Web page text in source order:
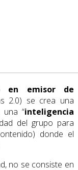
en emisor de
2.0) se crea una
“inteligencia
del grupo para
donde el
no se consiste en